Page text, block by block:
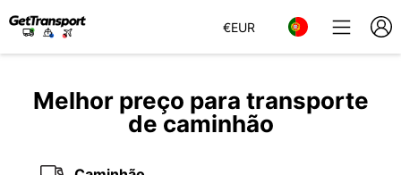
€EUR
Melhor preço para transporte
de caminhão